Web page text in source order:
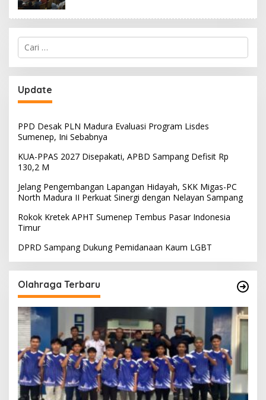
Cari
untuk:
Update
PPD Desak PLN Madura Evaluasi Program Lisdes
Sumenep, Ini Sebabnya
KUA-PPAS 2027 Disepakati, APBD Sampang Defisit Rp
130,2 M
Jelang Pengembangan Lapangan Hidayah, SKK Migas-PC
North Madura II Perkuat Sinergi dengan Nelayan Sampang
Rokok Kretek APHT Sumenep Tembus Pasar Indonesia
Timur
DPRD Sampang Dukung Pemidanaan Kaum LGBT
Olahraga Terbaru